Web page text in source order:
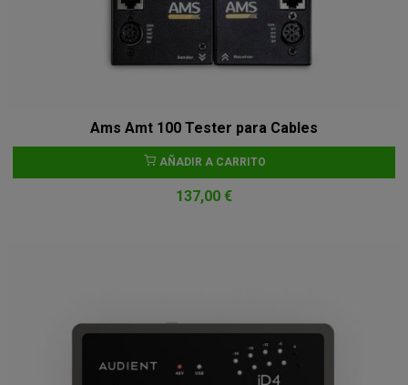
Ams Amt 100 Tester para Cables
AÑADIR A CARRITO
137,00 €